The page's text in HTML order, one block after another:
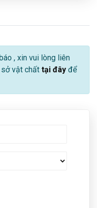
, xin vui lòng liên
sở vật chất tại đây để